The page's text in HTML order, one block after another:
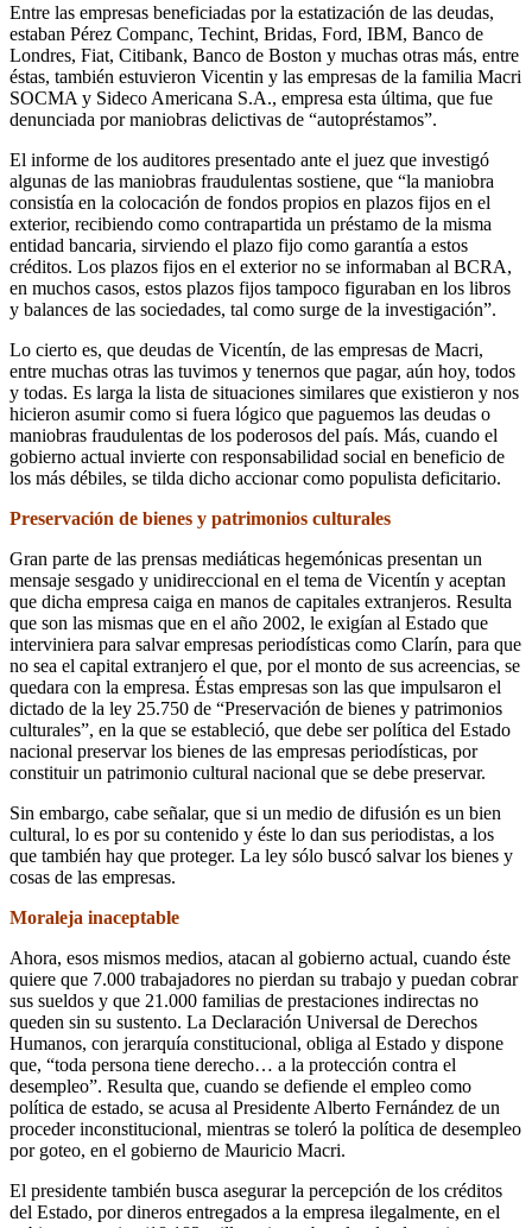
Entre las empresas beneficiadas por la estatización de las deudas,
estaban Pérez Companc, Techint, Bridas, Ford, IBM, Banco de
Londres, Fiat, Citibank, Banco de Boston y muchas otras más, entre
éstas, también estuvieron Vicentin y las empresas de la familia Macri
SOCMA y Sideco Americana S.A., empresa esta última, que fue
denunciada por maniobras delictivas de “autopréstamos”.
El informe de los auditores presentado ante el juez que investigó
algunas de las maniobras fraudulentas sostiene, que “la maniobra
consistía en la colocación de fondos propios en plazos fijos en el
exterior, recibiendo como contrapartida un préstamo de la misma
entidad bancaria, sirviendo el plazo fijo como garantía a estos
créditos. Los plazos fijos en el exterior no se informaban al BCRA,
en muchos casos, estos plazos fijos tampoco figuraban en los libros
y balances de las sociedades, tal como surge de la investigación”.
Lo cierto es, que deudas de Vicentín, de las empresas de Macri,
entre muchas otras las tuvimos y tenernos que pagar, aún hoy, todos
y todas. Es larga la lista de situaciones similares que existieron y nos
hicieron asumir como si fuera lógico que paguemos las deudas o
maniobras fraudulentas de los poderosos del país. Más, cuando el
gobierno actual invierte con responsabilidad social en beneficio de
los más débiles, se tilda dicho accionar como populista deficitario.
Preservación de bienes y patrimonios culturales
Gran parte de las prensas mediáticas hegemónicas presentan un
mensaje sesgado y unidireccional en el tema de Vicentín y aceptan
que dicha empresa caiga en manos de capitales extranjeros. Resulta
que son las mismas que en el año 2002, le exigían al Estado que
interviniera para salvar empresas periodísticas como Clarín, para que
no sea el capital extranjero el que, por el monto de sus acreencias, se
quedara con la empresa. Éstas empresas son las que impulsaron el
dictado de la ley 25.750 de “Preservación de bienes y patrimonios
culturales”, en la que se estableció, que debe ser política del Estado
nacional preservar los bienes de las empresas periodísticas, por
constituir un patrimonio cultural nacional que se debe preservar.
Sin embargo, cabe señalar, que si un medio de difusión es un bien
cultural, lo es por su contenido y éste lo dan sus periodistas, a los
que también hay que proteger. La ley sólo buscó salvar los bienes y
cosas de las empresas.
Moraleja inaceptable
Ahora, esos mismos medios, atacan al gobierno actual, cuando éste
quiere que 7.000 trabajadores no pierdan su trabajo y puedan cobrar
sus sueldos y que 21.000 familias de prestaciones indirectas no
queden sin su sustento. La Declaración Universal de Derechos
Humanos, con jerarquía constitucional, obliga al Estado y dispone
que, “toda persona tiene derecho… a la protección contra el
desempleo”. Resulta que, cuando se defiende el empleo como
política de estado, se acusa al Presidente Alberto Fernández de un
proceder inconstitucional, mientras se toleró la política de desempleo
por goteo, en el gobierno de Mauricio Macri.
El presidente también busca asegurar la percepción de los créditos
del Estado, por dineros entregados a la empresa ilegalmente, en el